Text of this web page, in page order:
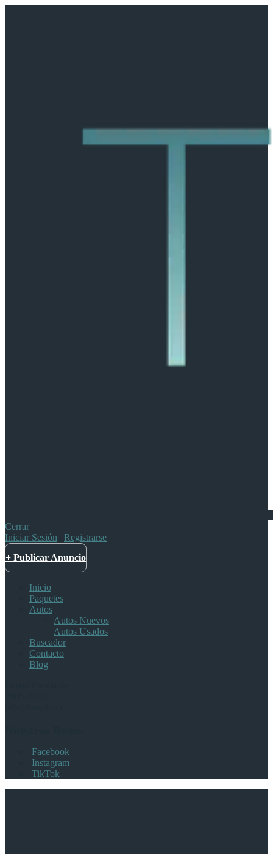
Cerrar
Iniciar Sesión
Registrarse
+ Publicar Anuncio
Inicio
Paquetes
Autos
Autos Nuevos
Autos Usados
Buscador
Contacto
Blog
Facebook
Instagram
TikTok